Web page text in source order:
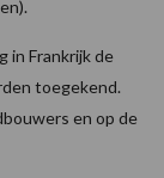
in Frankrijk de
toegekend.
en op de